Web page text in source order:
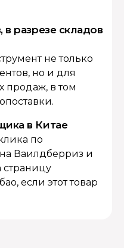
в разрезе складов
не только
но и для
продаж, в том
в Китае
по
Ваилдберриз и
если этот товар